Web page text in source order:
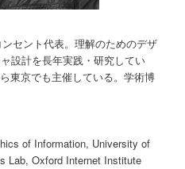
セント代表。理解のためのデザ
設計を長年実践・研究してい
東京でも主催している。学術博
of Information, University of
Lab, Oxford Internet Institute